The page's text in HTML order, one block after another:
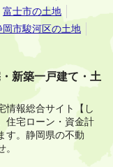
富士市の土地
岡市駿河区の土地
新築一戸建て・土
情報総合サイト【し
住宅ローン・資金計
。 静岡県の不動